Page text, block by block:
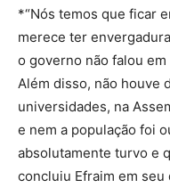
*“Nós temos que ficar
merece ter
o governo não falou
Além disso, não houve
universidades, na
e nem a população foi
absolutamente turvo e
concluiu Efraim em